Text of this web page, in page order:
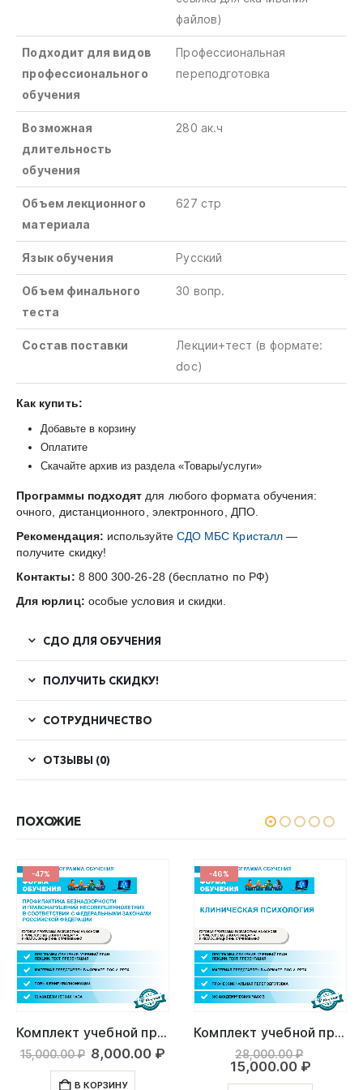
файлов)
Подходит для видов
профессионального
обучения
Профессиональная
переподготовка
Возможная
длительность
обучения
280 ак.ч
Объем лекционного
материала
627 стр
Язык обучения Русский
Объем финального
теста
30 вопр.
Состав поставки Лекции+тест (в формате:
doc)
Как купить:
Добавьте в корзину
Оплатите
Скачайте архив из раздела «Товары/услуги»
Программы подходят для любого формата обучения:
очного, дистанционного, электронного, ДПО.
Рекомендация: используйте СДО МБС Кристалл—
получите скидку!
Контакты: 8 800 300-26-28 (бесплатно по РФ)
Для юрлиц: особые условия и скидки.
СДО ДЛЯ ОБУЧЕНИЯ
ПОЛУЧИТЬ СКИДКУ!
СОТРУДНИЧЕСТВО
ОТЗЫВЫ (0)
ПОХОЖИЕ
₽.
-47%
Комплект учебной программы «Профилактика безнадзорности и правонарушений несовершеннолетних в соответствии с федеральными законами Российской Федерации»
15,000.00₽ Первоначальная
цена
составляла
8,000.00 ₽Текущая
В КОРЗИНУ
-46%
Комплект учебной программы «Клиническая психология»
28,000.00₽
цена
15,000.00 ₽